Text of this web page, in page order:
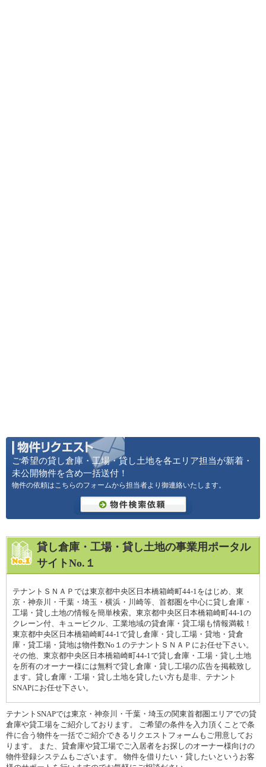
テナントSNAPでは東京・神奈川・千葉・埼玉の関東首都圏エリアでの貸
倉庫や貸工場をご紹介しております。 ご希望の条件を入力頂くことで条
件に合う物件を一括でご紹介できるリクエストフォームもご用意してお
ります。 また、貸倉庫や貸工場でご入居者をお探しのオーナー様向けの
物件登録システムもございます。 物件を借りたい・貸したいというお客
ご希望の貸し倉庫・工場・貸し土地を各エリア担当が新着・
未公開物件を含め一括送付！
物件の依頼はこちらのフォームから担当者より御連絡いたします。
貸し倉庫・工場・貸し土地の事業用ポータル
サイトNo.１
テナントＳＮＡＰでは東京都中央区日本橋箱崎町44-1をはじめ、東
京・神奈川・千葉・埼玉・横浜・川崎等、首都圏を中心に貸し倉庫・
工場・貸し土地の情報を簡単検索。東京都中央区日本橋箱崎町44-1の
クレーン付、キュービクル、工業地域の貸倉庫・貸工場も情報満載！
東京都中央区日本橋箱崎町44-1で貸し倉庫・貸し工場・貸地・貸倉
庫・貸工場・貸地は物件数No１のテナントＳＮＡＰにお任せ下さい。
その他、東京都中央区日本橋箱崎町44-1で貸し倉庫・工場・貸し土地
を所有のオーナー様には無料で貸し倉庫・貸し工場の広告を掲載致し
ます。貸し倉庫・工場・貸し土地を貸したい方も是非、テナント
SNAPにお任せ下さい。